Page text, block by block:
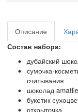
Описание
Состав набора:
дубайский
сумочка-
считывания
шоколад
букетик
открыточка